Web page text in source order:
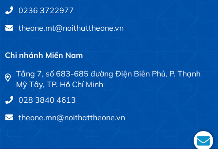
0236 3722977
theone.mt@noithattheone.vn
Chi nhánh Miền Nam
Tầng 7, số 683-685 đường Điện Biên Phủ, P. Thạnh
Mỹ Tây, TP. Hồ Chí Minh
028 3840 4613
theone.mn@noithattheone.vn